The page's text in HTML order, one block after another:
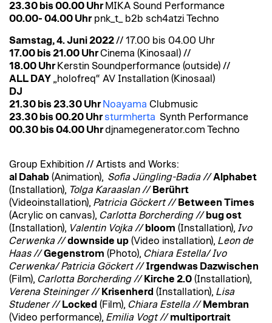
23.30 bis 00.00 Uhr MIKA Sound Performance
00.00- 04.00 Uhrpnk_t_ b2b sch4atzi Techno
Samstag, 4. Juni 2022// 17.00 bis 04.00 Uhr
17.00 bis 21.00 UhrCinema (Kinosaal) //
18.00 Uhr Kerstin Soundperformance (outside) //
ALL DAY „holofreq“ AV Installation (Kinosaal)
DJ
21.30 bis 23.30 Uhr Noayama Clubmusic
23.30 bis 00.20 Uhrsturmherta Synth Performance
00.30 bis 04.00 Uhrdjnamegenerator.com Techno
Group Exhibition // Artists and Works:
al Dahab (Animation), Sofia Jüngling-Badia //Alphabet
(Installation), Tolga Karaaslan // Berührt
(Videoinstallation), Patricia Göckert // Between Times
(Acrylic on canvas), Carlotta Borcherding // bug ost
(Installation), Valentin Vojka // bloom (Installation), Ivo
Cerwenka //downside up (Video installation), Leon de
Haas //Gegenstrom (Photo), Chiara Estella/ Ivo
Cerwenka/ Patricia Göckert // Irgendwas Dazwischen
(Film), Carlotta Borcherding // Kirche 2.0 (Installation),
Verena Steininger // Krisenherd (Installation), Lisa
Studener // Locked (Film), Chiara Estella // Membran
(Video performance), Emilia Vogt // multiportrait